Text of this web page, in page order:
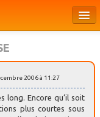
2006 à 11:27
long. Encore qu’il soit
plus courtes sous